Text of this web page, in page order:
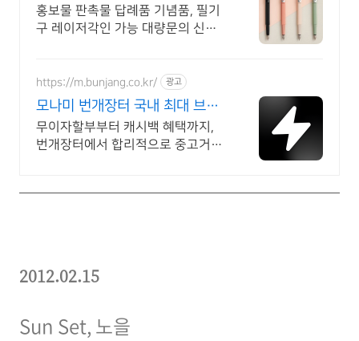
홍보물 판촉물 답례품 기념품, 필기
구 레이저각인 가능 대량문의 신속
https://m.bunjang.co.kr/ 광고
모나미 번개장터 국내 최대 브랜
드 중고거래
무이자할부부터 캐시백 혜택까지,
번개장터에서 합리적으로 중고거래
의 신규 상품 업로드
2012.02.15
Sun Set, 노을